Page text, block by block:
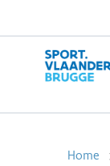
Home